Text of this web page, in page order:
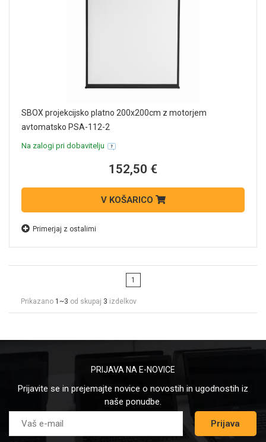
SBOX projekcijsko platno 200x200cm z motorjem
avtomatsko PSA-112-2
Na zalogi pri dobavitelju
152,50 €
V KOŠARICO
Primerjaj z ostalimi
1
Prikazano 1~3 od skupaj 3 izdelkov
PRIJAVA NA E-NOVICE
Prijavite se in prejemajte novice o novostih in ugodnostih iz
naše ponudbe.
Prijava